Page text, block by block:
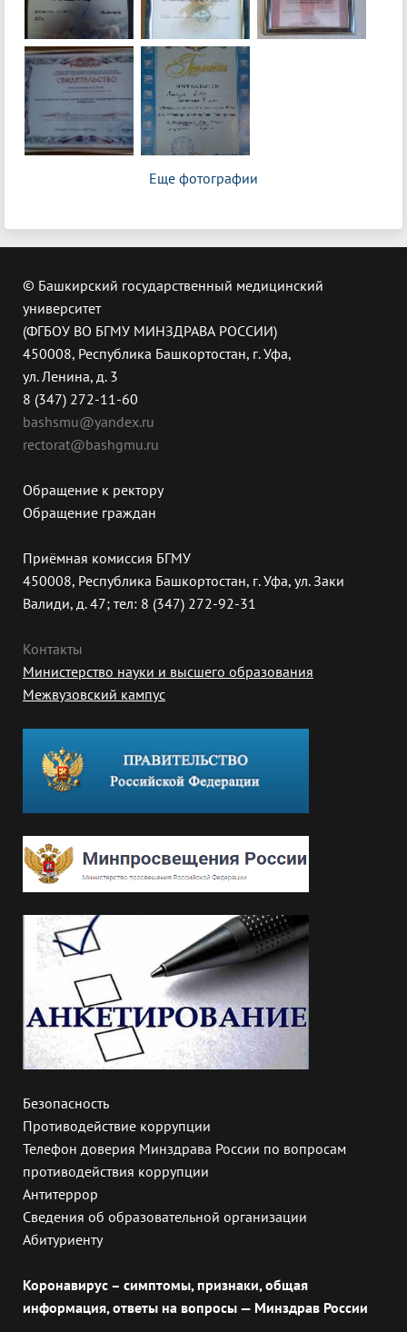
Еще фотографии
© Башкирский государственный медицинский
университет
(ФГБОУ ВО БГМУ МИНЗДРАВА РОССИИ)
450008, Республика Башкортостан, г. Уфа,
ул. Ленина, д. 3
8 (347) 272-11-60
bashsmu@yandex.ru
rectorat@bashgmu.ru
Обращение к ректору
Обращение граждан
Приёмная комиссия БГМУ
450008, Республика Башкортостан, г. Уфа, ул. Заки
Валиди, д. 47; тел: 8 (347) 272-92-31
Контакты
Министерство науки и высшего образования
Межвузовский кампус
Безопасность
Противодействие коррупции
Телефон доверия Минздрава России по вопросам
противодействия коррупции
Антитеррор
Сведения об образовательной организации
Абитуриенту
Коронавирус – симптомы, признаки, общая
информация, ответы на вопросы — Минздрав России